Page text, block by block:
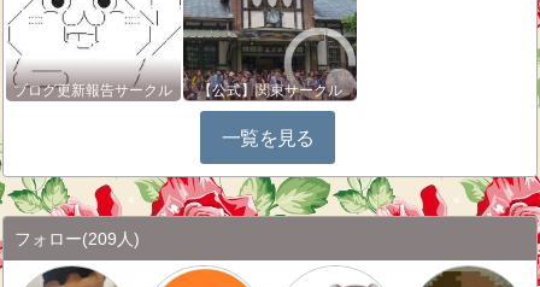
ブログ更新報告サークル 【公式】関東サークル
一覧を見る
フォロー(209人)